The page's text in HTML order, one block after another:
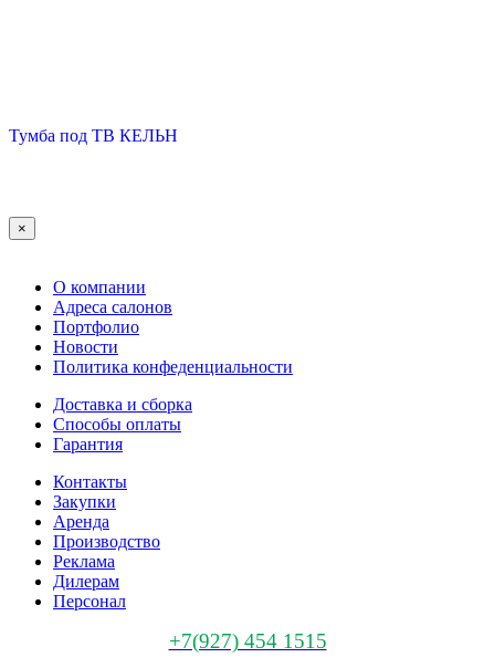
Тумба под ТВ КЕЛЬН
×
О компании
Адреса салонов
Портфолио
Новости
Политика конфеденциальности
Доставка и сборка
Способы оплаты
Гарантия
Контакты
Закупки
Аренда
Производство
Реклама
Дилерам
Персонал
+7(927) 454 1515